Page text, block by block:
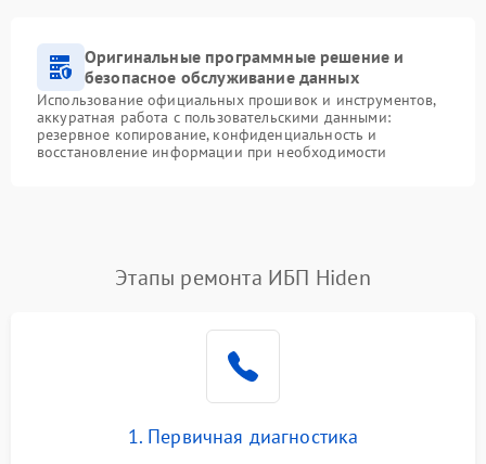
Оригинальные программные решение и
безопасное обслуживание данных
Использование официальных прошивок и инструментов,
аккуратная работа с пользовательскими данными:
резервное копирование, конфиденциальность и
восстановление информации при необходимости
Этапы ремонта ИБП Hiden
1. Первичная диагностика